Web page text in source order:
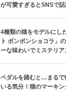
が可愛すぎるとSNSで
4種類の猫をモデルにし
ト ボンボンショコラ」
ーな味わいでミステリ
ペダルを踏むと…まるで
いる気分！猫のマーキ